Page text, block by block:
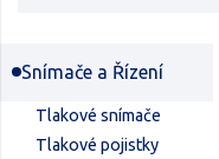
Snímače a Řízení
Tlakové snímače
Tlakové pojistky